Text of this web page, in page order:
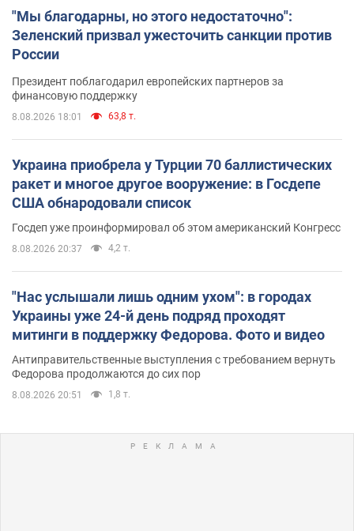
"Мы благодарны, но этого недостаточно":
Зеленский призвал ужесточить санкции против
России
Президент поблагодарил европейских партнеров за
финансовую поддержку
8.08.2026 18:01 63,8 т.
Украина приобрела у Турции 70 баллистических
ракет и многое другое вооружение: в Госдепе
США обнародовали список
Госдеп уже проинформировал об этом американский Конгресс
8.08.2026 20:37 4,2 т.
"Нас услышали лишь одним ухом": в городах
Украины уже 24-й день подряд проходят
митинги в поддержку Федорова. Фото и видео
Антиправительственные выступления с требованием вернуть
Федорова продолжаются до сих пор
8.08.2026 20:51 1,8 т.